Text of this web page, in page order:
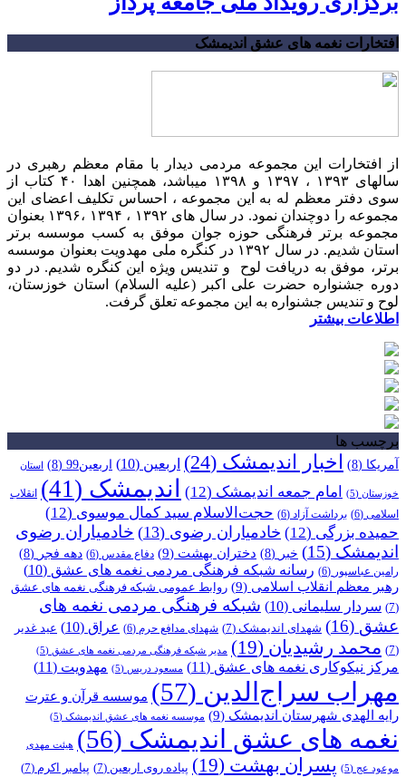
افتخارات نغمه های عشق اندیمشک
از افتخارات این مجموعه مردمی دیدار با مقام معظم رهبری در
سالهای ۱۳۹۳ ، ۱۳۹۷ و ۱۳۹۸ میباشد، همچنین اهدا ۴۰ کتاب از
سوی دفتر معظم له به این مجموعه ، احساس تکلیف اعضای این
مجموعه را دوچندان نمود. در سال های ۱۳۹۲ ، ۱۳۹۴ ،۱۳۹۶ بعنوان
مجموعه برتر فرهنگی حوزه جوان موفق به کسب موسسه برتر
استان شدیم. در سال ۱۳۹۲ در کنگره ملی مهدویت بعنوان موسسه
برتر، موفق به دریافت لوح و تندیس ویژه این کنگره شدیم. در دو
دوره جشنواره حضرت علی اکبر (علیه السلام) استان خوزستان،
لوح و تندیس جشنواره به این مجموعه تعلق گرفت.
اطلاعات بیشتر
برچسب ها
آمریکا (8) اخبار اندیمشک (24) اربعین (10) اربعین99 (8) استان
خوزستان (5) امام جمعه اندیمشک (12) اندیمشک (41)
انقلاب
اسلامی (6) برداشت آزاد (6) حجت‌الاسلام سید کمال موسوی (12)
حمیده بزرگی (12) خادمیاران رضوی (13)
خادمیاران رضوی
اندیمشک (15) خبر (8) دختران بهشت (9) دفاع مقدس (6) دهه فجر (8)
رامین عباسپور (6) رسانه شبکه فرهنگی مردمی نغمه های عشق (10)
رهبر معظم انقلاب اسلامی (9)
روابط عمومی شبکه فرهنگی نغمه های عشق
(7)
سردار سلیمانی (10)
شبکه فرهنگی مردمی نغمه های
عشق (16) شهدای اندیمشک (7) شهدای مدافع حرم (6) عراق (10)
عید غدیر
(7)
محمد رشیدیان (19) مدیر شبکه فرهنگی مردمی نغمه های عشق (5)
مرکز نیکوکاری نغمه های عشق (11) مسعود دریس (5) مهدویت (11)
مهراب سراج‌الدین (57)
موسسه قرآن و عترت
رایه الهدی شهرستان اندیمشک (9) موسسه نغمه های عشق اندیمشک (5)
نغمه های عشق اندیمشک (56) هیئت مهدی
موعود عج (5) پسران بهشت (19) پیاده روی اربعین (7) پیامبر اکرم (7)